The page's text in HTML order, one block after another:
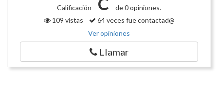
Calificación
de 0 opiniones.
109 vistas
64 veces fue contactad@
Ver opiniones
Llamar